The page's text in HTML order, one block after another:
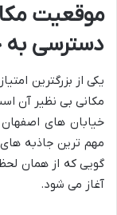
موقعیت
دسترسی به
یکی از بزرگترین
مکانی بی نظیر آن
خیابان های
مهم ترین جاذبه
گویی که از همان
آغاز می شود.